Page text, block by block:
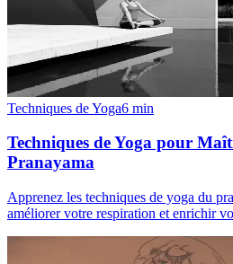
Techniques de Yoga6 min
Techniques de Yoga pour
Pranayama
Apprenez les techniques de yoga du
améliorer votre respiration et enrichir